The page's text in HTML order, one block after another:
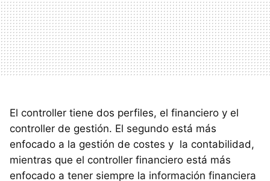
El controller tiene dos perfiles, el financiero y el
controller de gestión. El segundo está más
enfocado a la gestión de costes y la contabilidad,
mientras que el controller financiero está más
enfocado a tener siempre la información financiera